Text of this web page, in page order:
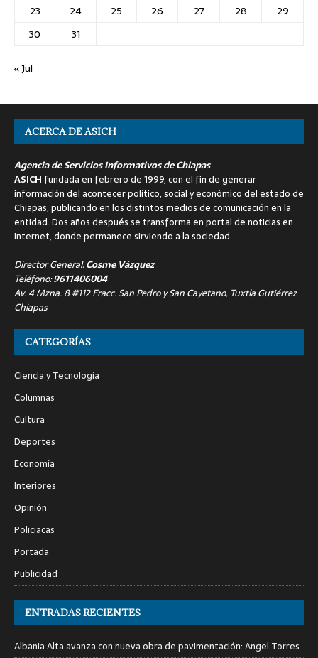
23
24 25 26 27 28
29
30
31
« Jul
ACERCA DE ASICH
Agencia de Servicios Informativos de Chiapas
ASICH fundada en febrero de 1999, con el fin de generar
información del acontecer político, social y económico del estado de
Chiapas, publicando en los distintos medios de comunicación en la
entidad. Dos años después se transforma en portal de noticias en
internet, donde permanece sirviendo a la sociedad.
Director General:Cosme Vázquez
Teléfono:9611406004
Av. 4 Mzna. 8 #112 Fracc. San Pedro y San Cayetano, Tuxtla Gutiérrez
Chiapas
CATEGORÍAS
Ciencia y Tecnología
Columnas
Cultura
Deportes
Economía
Interiores
Opinión
Policiacas
Portada
Publicidad
ENTRADAS RECIENTES
Albania Alta avanza con nueva obra de pavimentación: Angel Torres